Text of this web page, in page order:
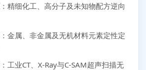
：精细化工、高分子及未知物配方逆向
：金属、非金属及无机材料元素定性定
：工业CT、X-Ray与C-SAM超声扫描无